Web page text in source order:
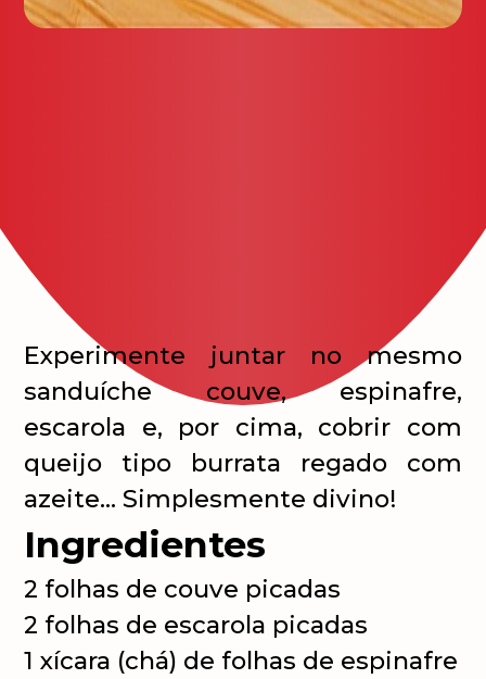
Experimente juntar no mesmo
sanduíche couve, espinafre,
escarola e, por cima, cobrir com
queijo tipo burrata regado com
azeite… Simplesmente divino!
Ingredientes
2 folhas de couve picadas
2 folhas de escarola picadas
1 xícara (chá) de folhas de espinafre